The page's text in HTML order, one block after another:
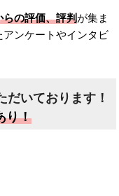
らの評価、評判が集ま
ンケートやインタビ
だいております！
り！